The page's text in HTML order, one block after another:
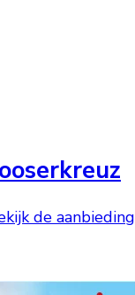
de aanbieding